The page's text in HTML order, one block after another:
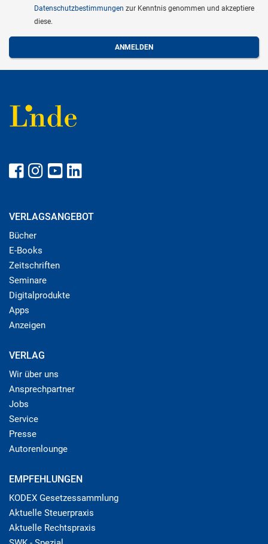
Datenschutzbestimmungen zur Kenntnis genommen und akzeptiere
diese.
VERLAGSANGEBOT
Bücher
E-Books
Zeitschriften
Seminare
Digitalprodukte
Apps
Anzeigen
VERLAG
Wir über uns
Ansprechpartner
Jobs
Service
Presse
Autorenlounge
EMPFEHLUNGEN
KODEX Gesetzessammlung
Aktuelle Steuerpraxis
Aktuelle Rechtspraxis